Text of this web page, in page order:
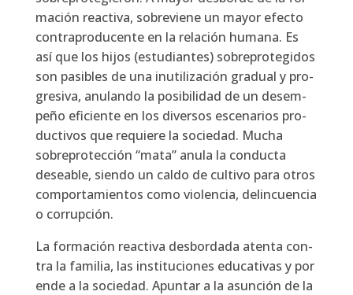
ma­ción reac­ti­va, sobre­vie­ne un mayor efec­to
con­tra­pro­du­cen­te en la rela­ción huma­na. Es
así que los hijos (estu­dian­tes) sobre­pro­te­gi­dos
son pasi­bles de una inu­ti­li­za­ción gra­dual y pro­
gre­si­va, anu­lan­do la posi­bi­li­dad de un desem­
pe­ño efi­cien­te en los diver­sos esce­na­rios pro­
duc­ti­vos que requie­re la socie­dad. Mucha
sobre­pro­tec­ción “mata” anu­la la con­duc­ta
desea­ble, sien­do un cal­do de cul­ti­vo para otros
com­por­ta­mien­tos como vio­len­cia, delin­cuen­cia
o corrup­ción.
La for­ma­ción reac­ti­va des­bor­da­da aten­ta con­
tra la fami­lia, las ins­ti­tu­cio­nes edu­ca­ti­vas y por
ende a la socie­dad. Apun­tar a la asun­ción de la